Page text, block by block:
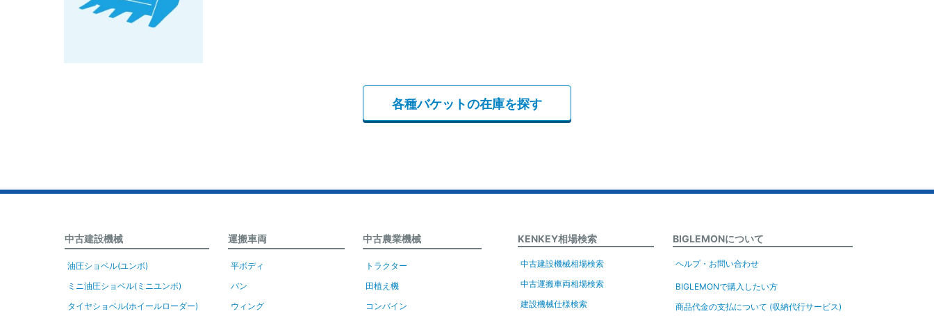
各種バケットの在庫を探す
中古建設機械
油圧ショベル(ユンボ)
ミニ油圧ショベル(ミニユンボ)
タイヤショベル(ホイールローダー)
運搬車両
平ボディ
バン
ウィング
中古農業機械
トラクター
田植え機
コンバイン
KENKEY相場検索
中古建設機械相場検索
中古運搬車両相場検索
建設機械仕様検索
BIGLEMONについて
ヘルプ・お問い合わせ
BIGLEMONで購入したい方
商品代金の支払について (収納代行サービス)